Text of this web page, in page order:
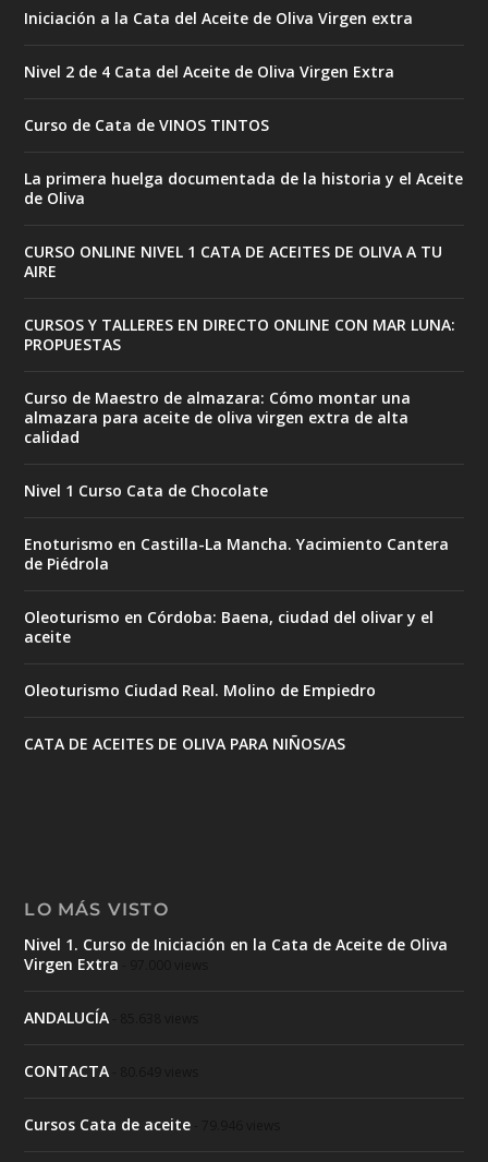
Iniciación a la Cata del Aceite de Oliva Virgen extra
Nivel 2 de 4 Cata del Aceite de Oliva Virgen Extra
Curso de Cata de VINOS TINTOS
La primera huelga documentada de la historia y el Aceite
de Oliva
CURSO ONLINE NIVEL 1 CATA DE ACEITES DE OLIVA A TU
AIRE
CURSOS Y TALLERES EN DIRECTO ONLINE CON MAR LUNA:
PROPUESTAS
Curso de Maestro de almazara: Cómo montar una
almazara para aceite de oliva virgen extra de alta
calidad
Nivel 1 Curso Cata de Chocolate
Enoturismo en Castilla-La Mancha. Yacimiento Cantera
de Piédrola
Oleoturismo en Córdoba: Baena, ciudad del olivar y el
aceite
Oleoturismo Ciudad Real. Molino de Empiedro
CATA DE ACEITES DE OLIVA PARA NIÑOS/AS
LO MÁS VISTO
Nivel 1. Curso de Iniciación en la Cata de Aceite de Oliva
Virgen Extra
ANDALUCÍA
CONTACTA
Cursos Cata de aceite